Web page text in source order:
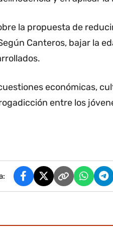
la propuesta de
Canteros, bajar la
económicas,
entre los